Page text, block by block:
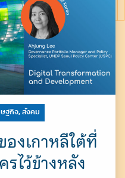
ษฐกิจ, สังคม
งเกาหลีใต้ที่
ไว้ข้างหลัง